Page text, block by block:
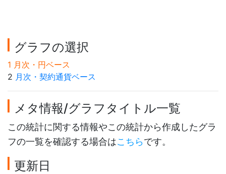
グラフの選択
1 月次・円ベース
2 月次・契約通貨ベース
メタ情報/グラフタイトル一覧
この統計に関する情報やこの統計から作成したグラ
フの一覧を確認する場合はこちらです。
更新日